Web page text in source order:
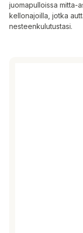
juomapulloissa mitta-
kellonajoilla, jotka
nesteenkulutustasi.